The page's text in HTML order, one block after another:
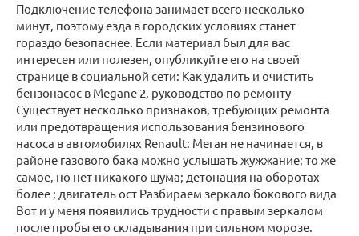
Подключение телефона занимает всего несколько
минут, поэтому езда в городских условиях станет
гораздо безопаснее. Если материал был для вас
интересен или полезен, опубликуйте его на своей
странице в социальной сети: Как удалить и очистить
бензонасос в Megane 2, руководство по ремонту
Существует несколько признаков, требующих ремонта
или предотвращения использования бензинового
насоса в автомобилях Renault: Меган не начинается, в
районе газового бака можно услышать жужжание; то же
самое, но нет никакого шума; детонация на оборотах
более ; двигатель ост Разбираем зеркало бокового вида
Вот и у меня появились трудности с правым зеркалом
после пробы его складывания при сильном морозе.